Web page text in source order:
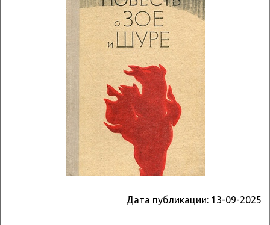
Дата публикации: 13-09-2025